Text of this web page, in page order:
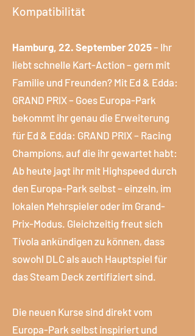
Kompatibilität
Hamburg, 22. September 2025– Ihr
liebt schnelle Kart-Action – gern mit
Familie und Freunden? Mit Ed & Edda:
GRAND PRIX – Goes Europa-Park
bekommt ihr genau die Erweiterung
für Ed & Edda: GRAND PRIX – Racing
Champions, auf die ihr gewartet habt:
Ab heute jagt ihr mit Highspeed durch
den Europa-Park selbst – einzeln, im
lokalen Mehrspieler oder im Grand-
Prix-Modus. Gleichzeitig freut sich
Tivola ankündigen zu können, dass
sowohl DLC als auch Hauptspiel für
das Steam Deck zertifiziert sind.
Die neuen Kurse sind direkt vom
Europa-Park selbst inspiriert und